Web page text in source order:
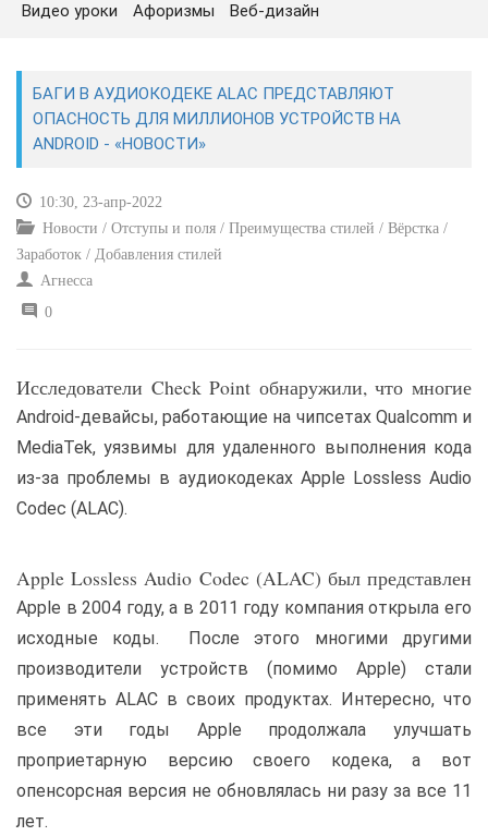
СЕГОДНЯ
САЙТОСТРОЕНИЕ
ИНТЕРНЕТ И СВЯЗЬ
Видео уроки Афоризмы Веб-дизайн
БАГИ В АУДИОКОДЕКЕ ALAC ПРЕДСТАВЛЯЮТ
ОПАСНОСТЬ ДЛЯ МИЛЛИОНОВ УСТРОЙСТВ НА
ANDROID - «НОВОСТИ»
10:30, 23-апр-2022
Новости / Отступы и поля / Преимущества стилей / Вёрстка /
Заработок / Добавления стилей
Агнесса
0
Исследователи Check Point обнаружили, что многие
Android-девайсы, работающие на чипсетах Qualcomm и
MediaTek, уязвимы для удаленного выполнения кода
из-за проблемы в аудиокодеках Apple Lossless Audio
Codec (ALAC).
Apple Lossless Audio Codec (ALAC) был представлен
Apple в 2004 году, а в 2011 году компания открыла его
исходные коды. После этого многими другими
производители устройств (помимо Apple) стали
применять ALAC в своих продуктах. Интересно, что
все эти годы Apple продолжала улучшать
проприетарную версию своего кодека, а вот
опенсорсная версия не обновлялась ни разу за все 11
лет.